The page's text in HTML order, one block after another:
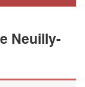
Neuilly-